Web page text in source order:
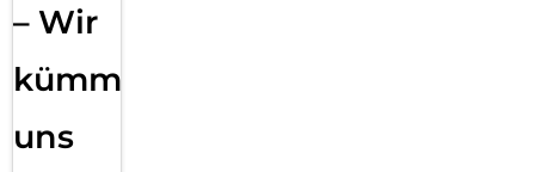
– Wir
kümmern
uns